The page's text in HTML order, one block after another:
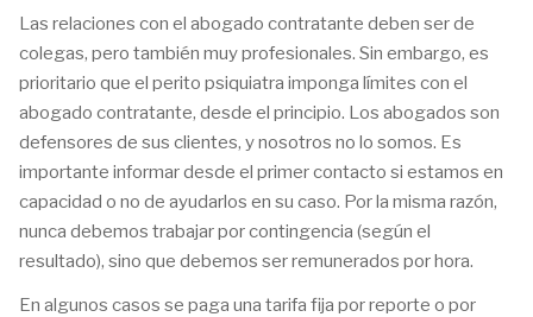
Las relaciones con el abogado contratante deben ser de
colegas, pero también muy profesionales. Sin embargo, es
prioritario que el perito psiquiatra imponga límites con el
abogado contratante, desde el principio. Los abogados son
defensores de sus clientes, y nosotros no lo somos. Es
importante informar desde el primer contacto si estamos en
capacidad o no de ayudarlos en su caso. Por la misma razón,
nunca debemos trabajar por contingencia (según el
resultado), sino que debemos ser remunerados por hora.
En algunos casos se paga una tarifa fija por reporte o por